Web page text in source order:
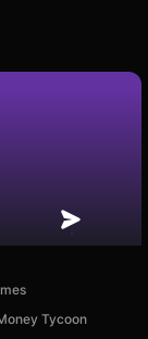
Tycoon